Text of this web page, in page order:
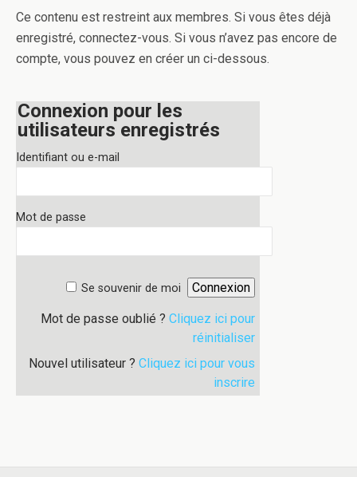
Ce contenu est restreint aux membres. Si vous êtes déjà
enregistré, connectez-vous. Si vous n’avez pas encore de
compte, vous pouvez en créer un ci-dessous.
Connexion pour les
utilisateurs enregistrés
Identifiant ou e-mail
Mot de passe
Se souvenir de moi
Mot de passe oublié ? Cliquez ici pour
réinitialiser
Nouvel utilisateur ? Cliquez ici pour vous
inscrire